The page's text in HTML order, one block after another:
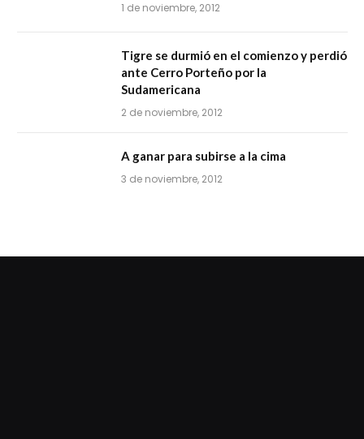
1 de noviembre, 2012
Tigre se durmió en el comienzo y perdió
ante Cerro Porteño por la
Sudamericana
2 de noviembre, 2012
A ganar para subirse a la cima
3 de noviembre, 2012